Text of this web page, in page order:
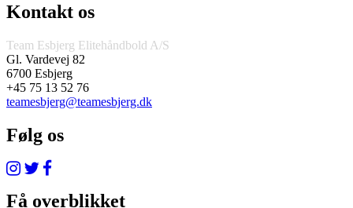
Kontakt os
Team Esbjerg Elitehåndbold A/S
Gl. Vardevej 82
6700 Esbjerg
+45 75 13 52 76
teamesbjerg@teamesbjerg.dk
Følg os
Få overblikket